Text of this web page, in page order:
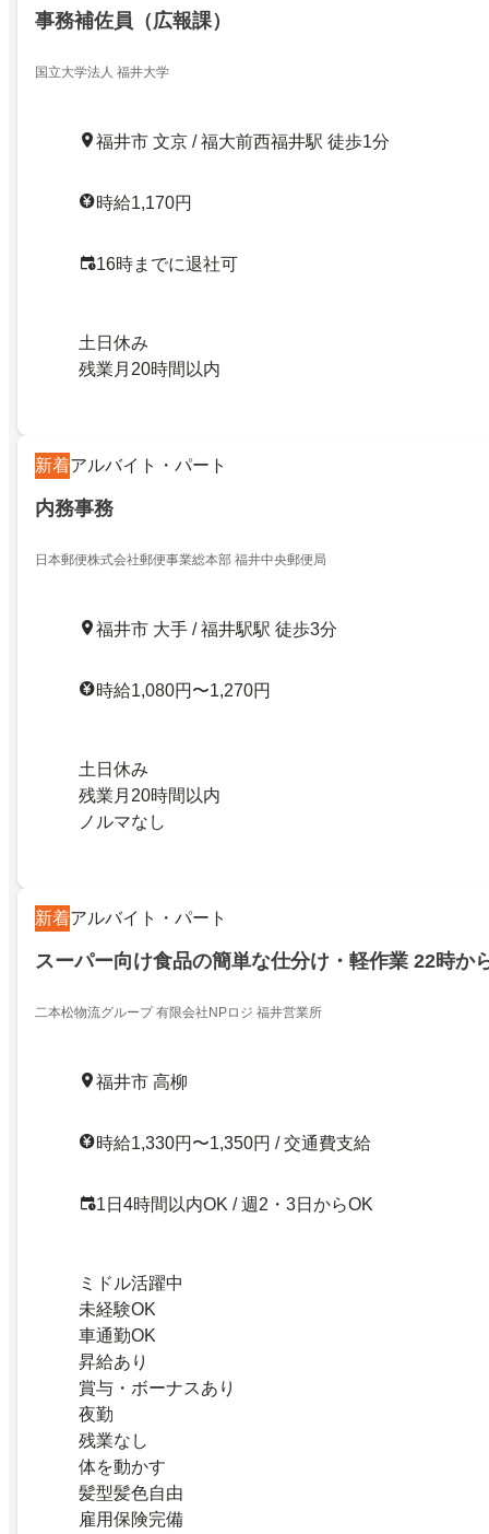
事務補佐員（広報課）
国立大学法人 福井大学
福井市 文京 / 福大前西福井駅 徒歩1分
時給1,170円
16時までに退社可
土日休み
残業月20時間以内
新着アルバイト・パート
内務事務
日本郵便株式会社郵便事業総本部 福井中央郵便局
福井市 大手 / 福井駅駅 徒歩3分
時給1,080円〜1,270円
土日休み
残業月20時間以内
ノルマなし
新着アルバイト・パート
スーパー向け食品の簡単な仕分け・軽作業 22時か
二本松物流グループ 有限会社NPロジ 福井営業所
福井市 高柳
時給1,330円〜1,350円 / 交通費支給
1日4時間以内OK / 週2・3日からOK
ミドル活躍中
未経験OK
車通勤OK
昇給あり
賞与・ボーナスあり
夜勤
残業なし
体を動かす
髪型髪色自由
雇用保険完備